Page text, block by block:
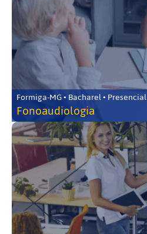
Formiga-MG • Bacharel • Presencial
Fonoaudiologia